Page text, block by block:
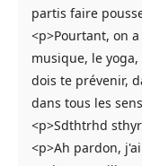
partis faire
<p>Pourtant, on
musique, le yoga,
dois te prévenir,
dans tous les
<p>Sdthtrhd
<p>Ah pardon,